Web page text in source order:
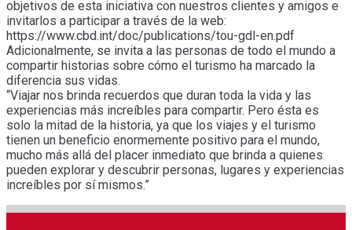
objetivos de esta iniciativa con nuestros clientes y amigos e
invitarlos a participar a través de la web:
https://www.cbd.int/doc/publications/tou-gdl-en.pdf
Adicionalmente, se invita a las personas de todo el mundo a
compartir historias sobre cómo el turismo ha marcado la
diferencia sus vidas.
“Viajar nos brinda recuerdos que duran toda la vida y las
experiencias más increíbles para compartir. Pero ésta es
solo la mitad de la historia, ya que los viajes y el turismo
tienen un beneficio enormemente positivo para el mundo,
mucho más allá del placer inmediato que brinda a quienes
pueden explorar y descubrir personas, lugares y experiencias
increíbles por sí mismos.”